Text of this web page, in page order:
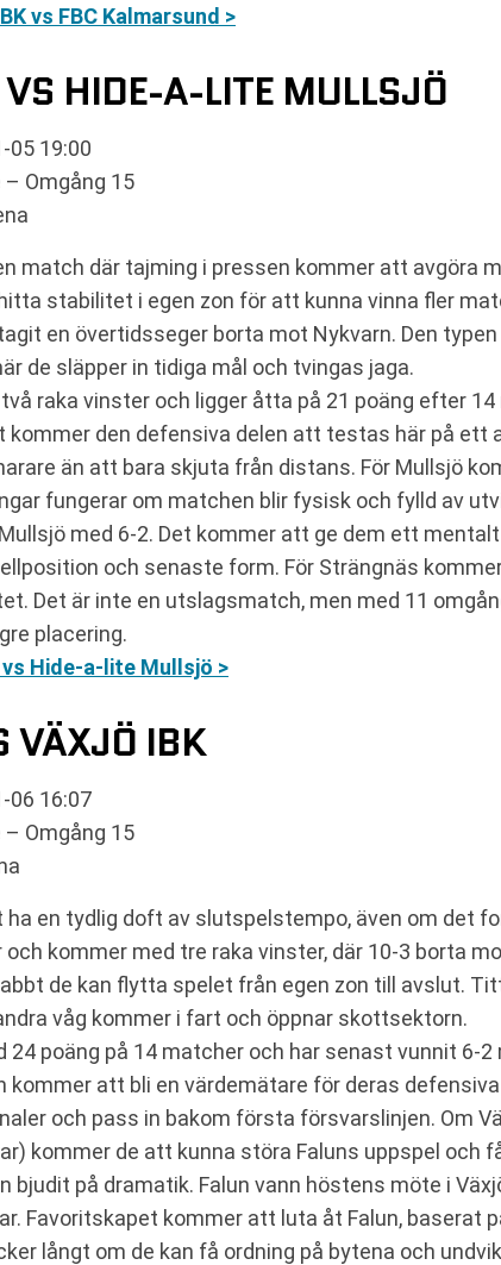
vs FBC Kalmarsund >
HIDE-A-LITE MULLSJÖ
05 19:00
– Omgång 15
match där tajming i pressen kommer att avgöra
stabilitet i egen zon för att kunna vinna fler
en övertidsseger borta mot Nykvarn. Den
de släpper in tidiga mål och tvingas jaga.
raka vinster och ligger åtta på 21 poäng efter
den defensiva delen att testas här på
än att bara skjuta från distans. För Mullsjö
fungerar om matchen blir fysisk och fylld av
med 6-2. Det kommer att ge dem ett
och senaste form. För Strängnäs
Det är inte en utslagsmatch, men med 11
placering.
Hide-a-lite Mullsjö >
VÄXJÖ IBK
06 16:07
– Omgång 15
ha en tydlig doft av slutspelstempo, även om det
kommer med tre raka vinster, där 10-3 borta
de kan flytta spelet från egen zon till avslut.
våg kommer i fart och öppnar skottsektorn.
24 poäng på 14 matcher och har senast vunnit
kommer att bli en värdemätare för deras
och pass in bakom första försvarslinjen. Om
kommer de att kunna störa Faluns uppspel och
bjudit på dramatik. Falun vann höstens möte i
Favoritskapet kommer att luta åt Falun,
långt om de kan få ordning på bytena och